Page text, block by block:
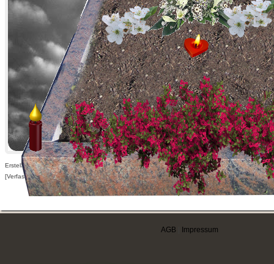
Erstellt am 05.10.2014,
[Verfasser nur für angemeldete Benutzer sichtbar]
AGB Impressum